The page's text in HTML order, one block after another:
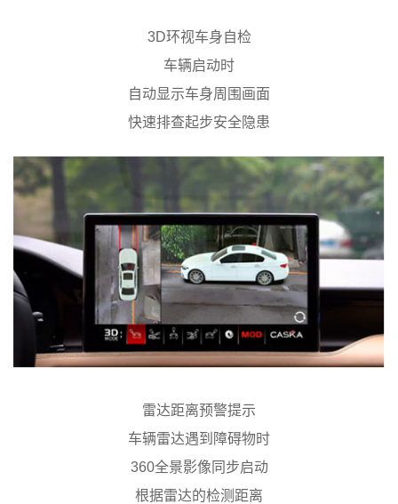
3D环视车身自检
车辆启动时
自动显示车身周围画面
快速排查起步安全隐患
雷达距离预警提示
车辆雷达遇到障碍物时
360全景影像同步启动
根据雷达的检测距离